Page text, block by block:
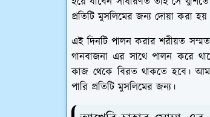
প্রতিটি মুসলিমের জন্য দোয়া করা
এই দিনটি পালন করার শরীয়ত
গানবাজনা এর সাথে পালন করে
কাজ থেকে বিরত থাকতে হবে।
পারি প্রতিটি মুসলিমের জন্য।